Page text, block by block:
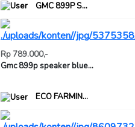
GMC 899P S...
Rp 789.000,-
Gmc 899p speaker blue...
ECO FARMIN...